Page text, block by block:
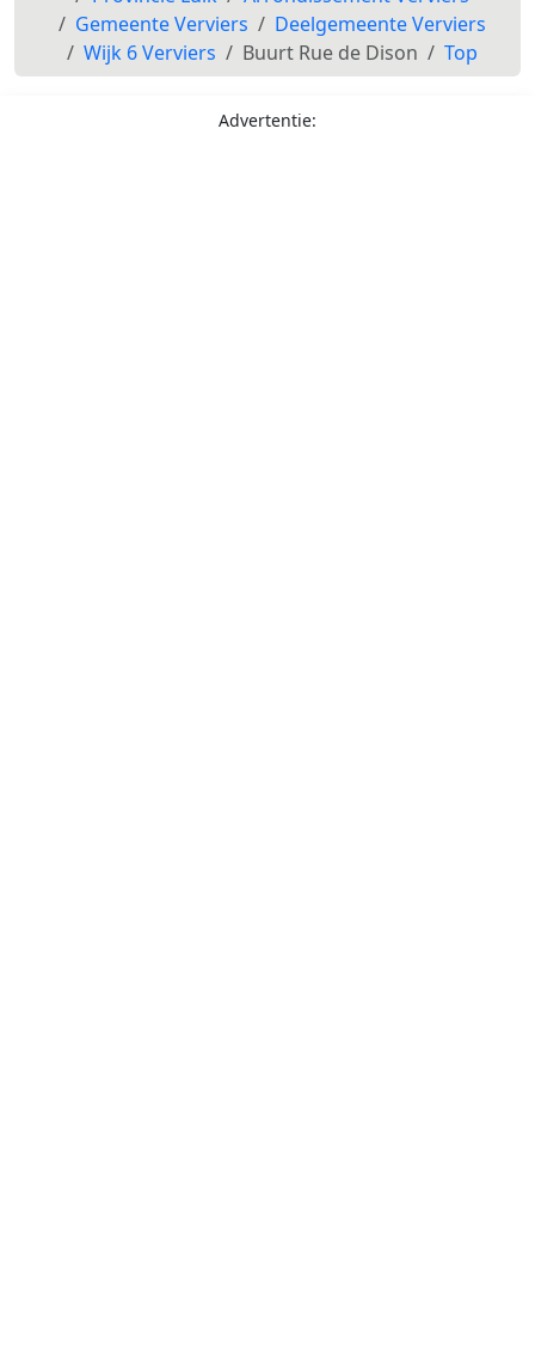
Gemeente Verviers
Deelgemeente Verviers
Wijk 6 Verviers
Buurt Rue de Dison Top
Advertentie: